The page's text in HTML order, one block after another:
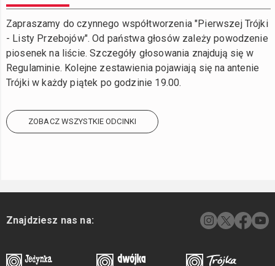
Zapraszamy do czynnego współtworzenia "Pierwszej Trójki
- Listy Przebojów". Od państwa głosów zależy powodzenie
piosenek na liście. Szczegóły głosowania znajdują się w
Regulaminie. Kolejne zestawienia pojawiają się na antenie
Trójki w każdy piątek po godzinie 19.00.
ZOBACZ WSZYSTKIE ODCINKI
Znajdziesz nas na: